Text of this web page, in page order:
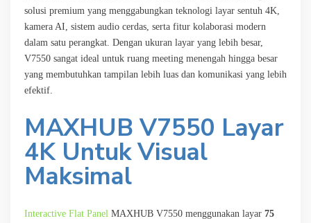
solusi premium yang menggabungkan teknologi layar sentuh 4K,
kamera AI, sistem audio cerdas, serta fitur kolaborasi modern
dalam satu perangkat. Dengan ukuran layar yang lebih besar,
V7550 sangat ideal untuk ruang meeting menengah hingga besar
yang membutuhkan tampilan lebih luas dan komunikasi yang lebih
efektif.
MAXHUB V7550 Layar
4K Untuk Visual
Maksimal
Interactive Flat Panel MAXHUB V7550 menggunakan layar 75